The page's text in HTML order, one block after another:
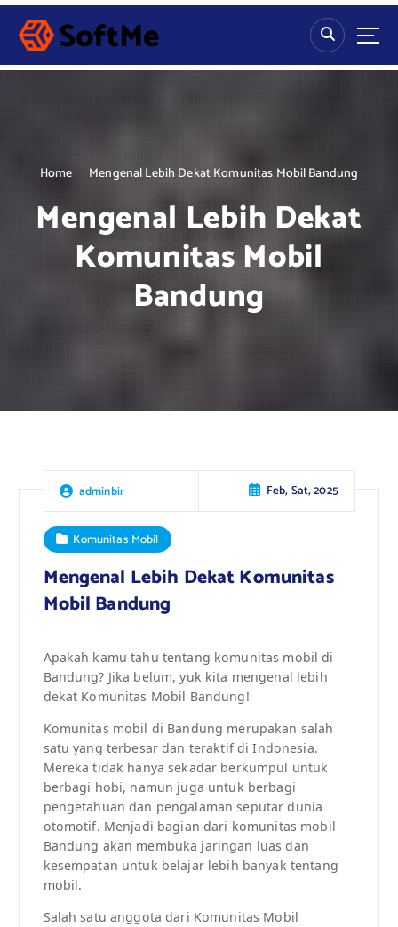
S
p
Home Mengenal Lebih Dekat Komunitas Mobil Bandung
Mengenal Lebih Dekat
Komunitas Mobil
Bandung
adminbir Feb, Sat, 2025
Komunitas Mobil
Mengenal Lebih Dekat Komunitas
Mobil Bandung
Apakah kamu tahu tentang komunitas mobil di
Bandung? Jika belum, yuk kita mengenal lebih
dekat Komunitas Mobil Bandung!
Komunitas mobil di Bandung merupakan salah
satu yang terbesar dan teraktif di Indonesia.
Mereka tidak hanya sekadar berkumpul untuk
berbagi hobi, namun juga untuk berbagi
pengetahuan dan pengalaman seputar dunia
otomotif. Menjadi bagian dari komunitas mobil
Bandung akan membuka jaringan luas dan
kesempatan untuk belajar lebih banyak tentang
mobil.
Salah satu anggota dari Komunitas Mobil